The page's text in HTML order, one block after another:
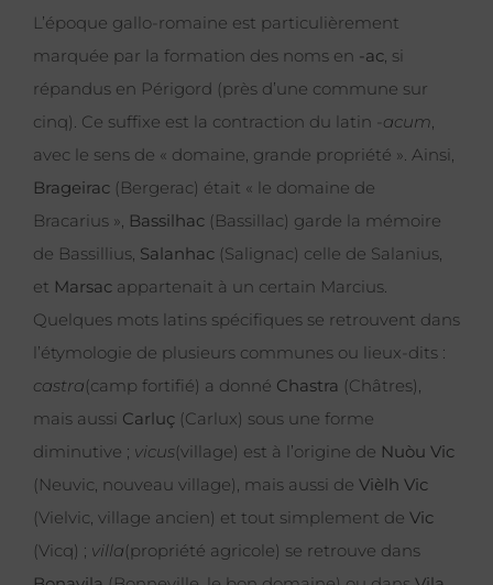
L’époque gallo-romaine est particulièrement
marquée par la formation des noms en -ac, si
répandus en Périgord (près d’une commune sur
cinq). Ce suffixe est la contraction du latin
-acum,
avec le sens de « domaine, grande propriété ». Ainsi,
Brageirac (Bergerac) était « le domaine de
Bracarius », Bassilhac (Bassillac) garde la mémoire
de Bassillius, Salanhac (Salignac) celle de Salanius,
et Marsac appartenait à un certain Marcius.
Quelques mots latins spécifiques se retrouvent dans
l’étymologie de plusieurs communes ou lieux-dits :
castra(camp fortifié) a donné Chastra (Châtres),
mais aussi Carluç (Carlux) sous une forme
diminutive ; vicus(village) est à l’origine de Nuòu Vic
(Neuvic, nouveau village), mais aussi de Vièlh Vic
(Vielvic, village ancien) et tout simplement de Vic
(Vicq) ; villa(propriété agricole) se retrouve dans